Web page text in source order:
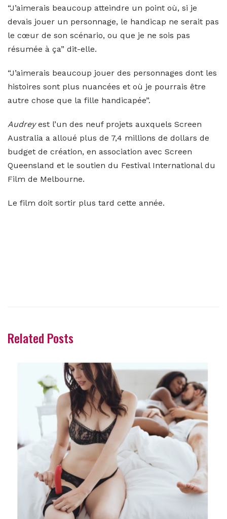
“J’aimerais beaucoup atteindre un point où, si je
devais jouer un personnage, le handicap ne serait pas
le cœur de son scénario, ou que je ne sois pas
résumée à ça” dit-elle.
“J’aimerais beaucoup jouer des personnages dont les
histoires sont plus nuancées et où je pourrais être
autre chose que la fille handicapée”.
Audreyest l’un des neuf projets auxquels Screen
Australia a alloué plus de 7,4 millions de dollars de
budget de création, en association avec Screen
Queensland et le soutien du Festival International du
Film de Melbourne.
Le film doit sortir plus tard cette année.
Related Posts